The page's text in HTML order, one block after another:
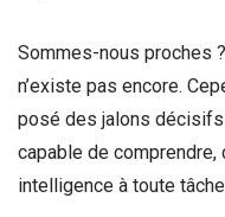
Sommes-nous proches
n’existe pas encore.
posé des jalons
capable de comprendre,
intelligence à toute